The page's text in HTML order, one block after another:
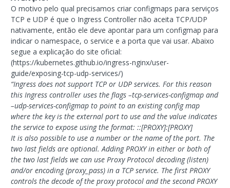
O motivo pelo qual precisamos criar configmaps para serviços
TCP e UDP é que o Ingress Controller não aceita TCP/UDP
nativamente, então ele deve apontar para um configmap para
indicar o namespace, o service e a porta que vai usar. Abaixo
segue a explicação do site oficial:
(https://kubernetes.github.io/ingress-nginx/user-
guide/exposing-tcp-udp-services/)
“Ingress does not support TCP or UDP services. For this reason
this Ingress controller uses the flags –tcp-services-configmap and
–udp-services-configmap to point to an existing config map
where the key is the external port to use and the value indicates
the service to expose using the format:::[PROXY]:[PROXY]
It is also possible to use a number or the name of the port. The
two last fields are optional. Adding PROXY in either or both of
the two last fields we can use Proxy Protocol decoding (listen)
and/or encoding (proxy_pass) in a TCP service. The first PROXY
controls the decode of the proxy protocol and the second PROXY